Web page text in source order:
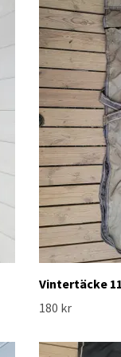
Vintertäcke
180 kr